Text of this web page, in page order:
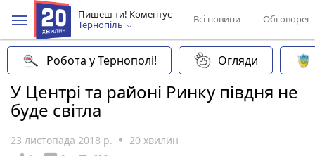
Пишеш ти! Коментує
Тернопіль
Всі новини
Робота у Тернополі! Огляди
У Центрі та районі Ринку півдня не
буде світла
23 листопада 2018 р. 20 хвилин